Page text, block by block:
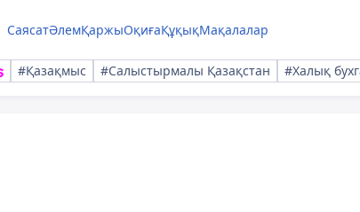
СаясатӘлемҚаржыОқиғаҚұқықМақалалар
#Қазақмыс #Салыстырмалы Қазақстан #Халық